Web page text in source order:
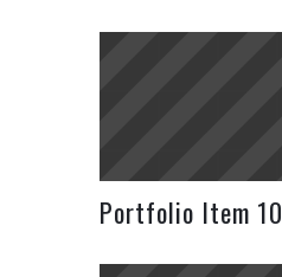
Portfolio Item 10